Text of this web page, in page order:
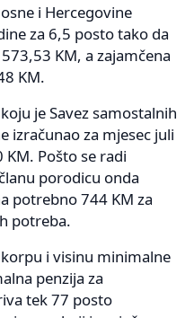
i Hercegovine
za 6,5 posto tako da
KM, a zajamčena
KM.
je Savez samostalnih
izračunao za mjesec juli
Pošto se radi
porodicu onda
potrebno 744 KM za
potreba.
i visinu minimalne
penzija za
tek 77 posto